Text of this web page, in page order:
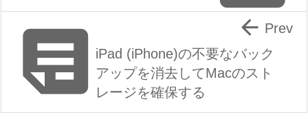
iPad (iPhone)の不要なバック
アップを消去してMacのスト
レージを確保する
 Prev